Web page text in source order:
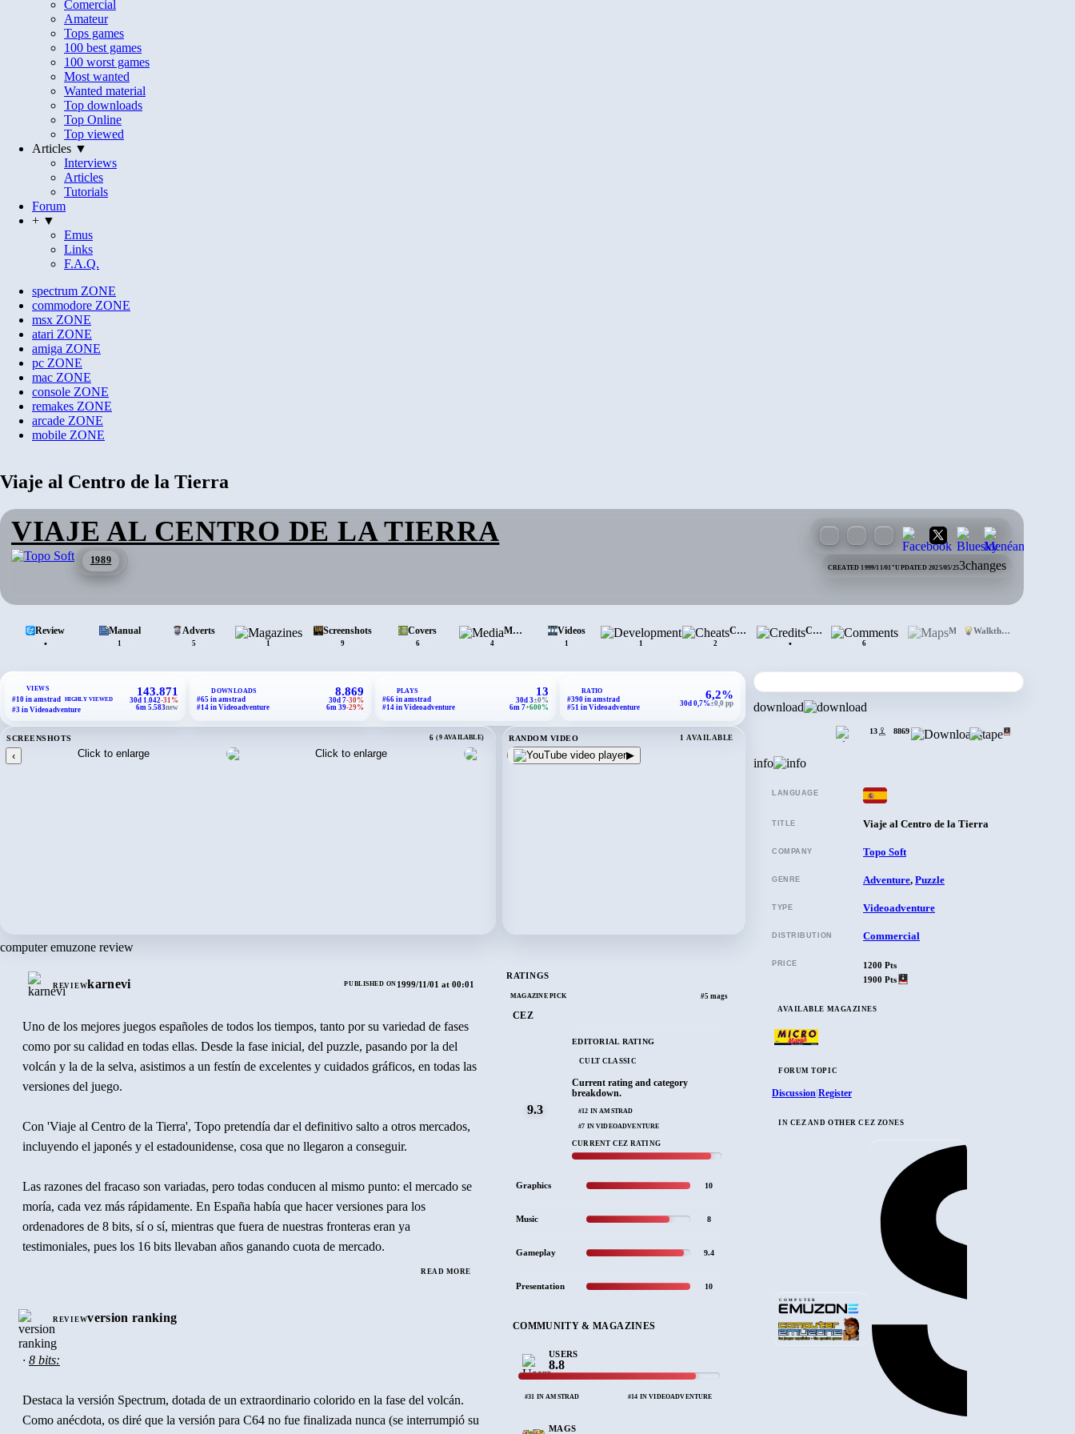
Comercial
Amateur
Tops games
100 best games
100 worst games
Most wanted
Wanted material
Top downloads
Top Online
Top viewed
Articles ▼
Interviews
Articles
Tutorials
Forum
+ ▼
Emus
Links
F.A.Q.
spectrum ZONE
commodore ZONE
msx ZONE
atari ZONE
amiga ZONE
pc ZONE
mac ZONE
console ZONE
remakes ZONE
arcade ZONE
mobile ZONE
Viaje al Centro de la Tierra
VIAJE AL CENTRO DE LA TIERRA
1989
CREATED 1999/11/01 ·UPDATED 2025/05/253changes
Review
•
Manual
1
Adverts
5
Magazines
1
Screenshots
9
Covers
6
Media
4
Videos
1
Development
1
Cheats
2
Credits
•
Comments
6
Maps Walkthrough
download
13 8869
info
LANGUAGE
TITLE Viaje al Centro de la Tierra
COMPANY Topo Soft
GENRE Adventure, Puzzle
TYPE Videoadventure
DISTRIBUTION Commercial
PRICE
1200 Pts
1900 Pts
AVAILABLE MAGAZINES
FORUM TOPIC
Discussion Register
IN CEZ AND OTHER CEZ ZONES
COMPUTER
VIEWS
#10 in amstrad
HIGHLY VIEWED
#3 in Videoadventure
143.871
30d 1.042-31%
6m 5.583new
DOWNLOADS
#65 in amstrad
#14 in Videoadventure
8.869
30d 7-30%
6m 39-29%
PLAYS
#66 in amstrad
#14 in Videoadventure
13
30d 3±0%
6m 7+600%
RATIO
#390 in amstrad
#51 in Videoadventure
6,2%
30d 0,7%±0,0 pp
SCREENSHOTS 6 (9 AVAILABLE)
‹
RANDOM VIDEO 1 AVAILABLE
▶
computer emuzone review
REVIEWkarnevi PUBLISHED ON 1999/11/01 at 00:01
Uno de los mejores juegos españoles de todos los tiempos, tanto por su variedad de fases
como por su calidad en todas ellas. Desde la fase inicial, del puzzle, pasando por la del
volcán y la de la selva, asistimos a un festín de excelentes y cuidados gráficos, en todas las
versiones del juego.
Con 'Viaje al Centro de la Tierra', Topo pretendía dar el definitivo salto a otros mercados,
incluyendo el japonés y el estadounidense, cosa que no llegaron a conseguir.
Las razones del fracaso son variadas, pero todas conducen al mismo punto: el mercado se
moría, cada vez más rápidamente. En España había que hacer versiones para los
ordenadores de 8 bits, sí o sí, mientras que fuera de nuestras fronteras eran ya
testimoniales, pues los 16 bits llevaban años ganando cuota de mercado.
por la salida del programador (el único programador de Commodore que había tenido
Topo en toda su historia), y las otras tres se lanzaron con dos fases menos (circunstancia
que corrigió
Atari ST y Amiga fuesen testimoniales en nuestro país.
Eso no explica la falta de interés en el juego en otros países europeos, pues a pesar de la
mencionada falta de una versión de 8 bits, en el extranjero dominaban los 16 bits, como
READ MORE
REVIEWversion ranking
· 8 bits:
Destaca la versión Spectrum, dotada de un extraordinario colorido en la fase del volcán.
Como anécdota, os diré que la versión para C64 no fue finalizada nunca (se interrumpió su
RATINGS
MAGAZINE PICK #5 mags
CEZ
9.3
EDITORIAL RATING
CULT CLASSIC
Current rating and category
breakdown.
#12 IN AMSTRAD
#7 IN VIDEOADVENTURE
CURRENT CEZ RATING
Graphics 10
Music 8
Gameplay 9.4
Presentation 10
COMMUNITY & MAGAZINES
USERS
8.8
#31 IN AMSTRAD #14 IN VIDEOADVENTURE
MAGS